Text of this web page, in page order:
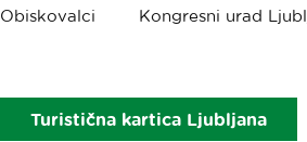
Obiskovalci Kongresni urad
Turistična kartica Ljubljana
Drobtinice
TOKYO